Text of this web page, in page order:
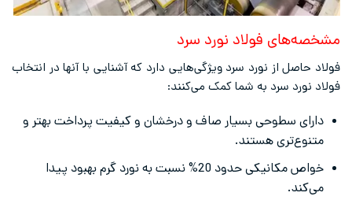
مشخصه‌های فولاد نورد سرد
فولاد حاصل از نورد سرد ویژگی‌هایی دارد که آشنایی با آنها در انتخاب
فولاد نورد سرد به شما کمک می‌کنند:
دارای سطوحی بسیار صاف و درخشان و کیفیت پرداخت بهتر و
متنوع‌تری هستند.
خواص مکانیکی حدود 20% نسبت به نورد گرم بهبود پیدا
می‌کند.